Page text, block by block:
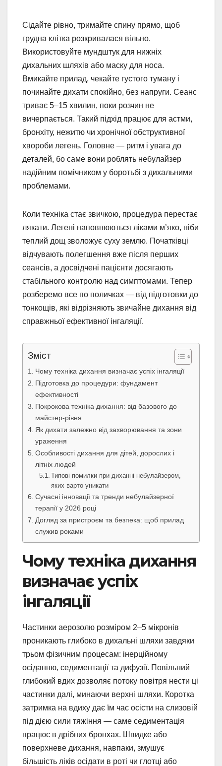
Сідайте рівно, тримайте спину прямо, щоб
грудна клітка розкривалася вільно.
Використовуйте мундштук для нижніх
дихальних шляхів або маску для носа.
Вмикайте прилад, чекайте густого туману і
починайте дихати спокійно, без напруги. Сеанс
триває 5–15 хвилин, поки розчин не
вичерпається. Такий підхід працює для астми,
бронхіту, нежитю чи хронічної обструктивної
хвороби легень. Головне — ритм і увага до
деталей, бо саме вони роблять небулайзер
надійним помічником у боротьбі з дихальними
проблемами.
Коли техніка стає звичкою, процедура перестає
лякати. Легені наповнюються ліками м’яко, ніби
теплий дощ зволожує суху землю. Початківці
відчувають полегшення вже після перших
сеансів, а досвідчені пацієнти досягають
стабільного контролю над симптомами. Тепер
розберемо все по поличках — від підготовки до
тонкощів, які відрізняють звичайне дихання від
справжньої ефективної інгаляції.
Зміст
Чому техніка дихання визначає успіх інгаляції
Підготовка до процедури: фундамент
ефективності
Покрокова техніка дихання: від базового до
майстер-рівня
Як дихати залежно від захворювання та зони
ураження
Особливості дихання для дітей, дорослих і
літніх людей
Типові помилки при диханні небулайзером,
яких варто уникати
Сучасні інновації та тренди небулайзерної
терапії у 2026 році
Догляд за пристроєм та безпека: щоб прилад
служив роками
Чому техніка дихання
визначає успіх
інгаляції
Частинки аерозолю розміром 2–5 мікронів
проникають глибоко в дихальні шляхи завдяки
трьом фізичним процесам: інерційному
осіданню, седиментації та дифузії. Повільний
глибокий вдих дозволяє потоку повітря нести ці
частинки далі, минаючи верхні шляхи. Коротка
затримка на вдиху дає їм час осісти на слизовій
під дією сили тяжіння — саме седиментація
працює в дрібних бронхах. Швидке або
поверхневе дихання, навпаки, змушує
більшість ліків осідати в роті чи глотці або